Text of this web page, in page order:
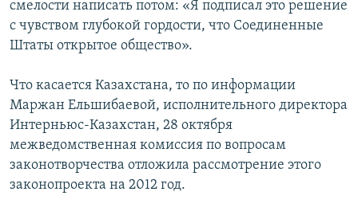
смелости написать потом: «Я подписал это решение
с чувством глубокой гордости, что Соединенные
Штаты открытое общество».
Что касается Казахстана, то по информации
Маржан Ельшибаевой, исполнительного директора
Интерньюс-Казахстан, 28 октября
межведомственная комиссия по вопросам
законотворчества отложила рассмотрение этого
законопроекта на 2012 год.